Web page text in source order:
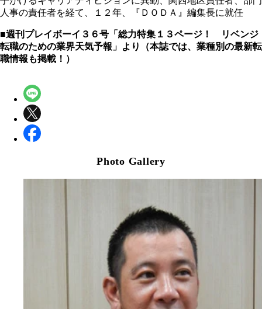
人事の責任者を経て、１２年、『ＤＯＤＡ』編集長に就任
■週刊プレイボーイ３６号「総力特集 １３ページ ！ リベンジ
転職のための業界天気予報」より（本誌では、業種別の最新転
職情報も掲載！）
Photo Gallery